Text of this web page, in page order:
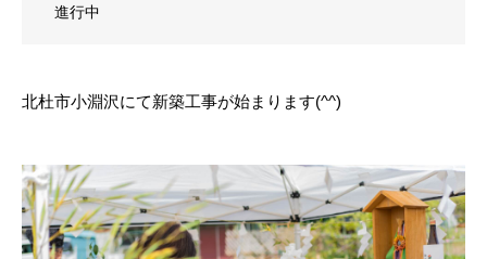
進行中
北杜市小淵沢にて新築工事が始まります(^^)